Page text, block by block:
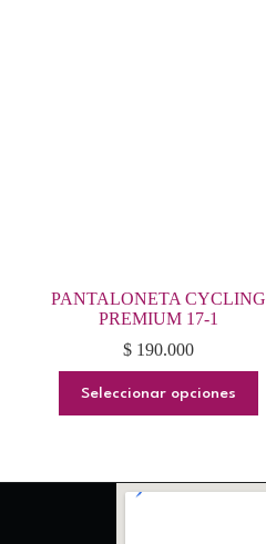
PANTALONETA CYCLING
PREMIUM 17-1
$190.000
Seleccionar opciones
producto
tiene
Las